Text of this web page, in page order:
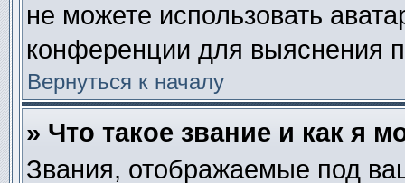
не можете использовать
конференции для выяснения
Вернуться к началу
» Что такое звание и как я
Звания, отображаемые под